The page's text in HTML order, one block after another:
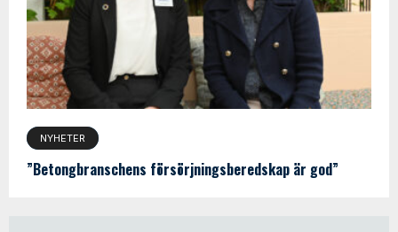
NYHETER
”Betongbranschens försörjningsberedskap är god”